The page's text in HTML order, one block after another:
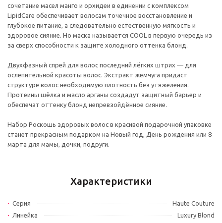
сочетание масел манго и орхидеи в единении с комплексом
LipidCare обеспечивает волосам точечное восстановление и
глубокое питание, а следовательно естественную мягкость и
здоровое сияние. Но маска называется COOL в первую очередь из
за сверх способности к защите холодного оттенка блонд.
Двухфазный спрей для волос последний лёгких штрих — для
ослепительной красоты волос. Экстракт жемчуга придаст
структуре волос необходимую плотность без утяжеления.
Протеины шёлка и масло арганы создадут защитный барьер и
обеспечат оттенку блонд непревзойдённое сияние.
Набор Роскошь здоровых волос в красивой подарочной упаковке
станет прекрасным подарком на Новый год, День рождения или 8
марта для мамы, дочки, подруги.
Характеристики
Серия
Haute Couture
Линейка
Luxury Blond